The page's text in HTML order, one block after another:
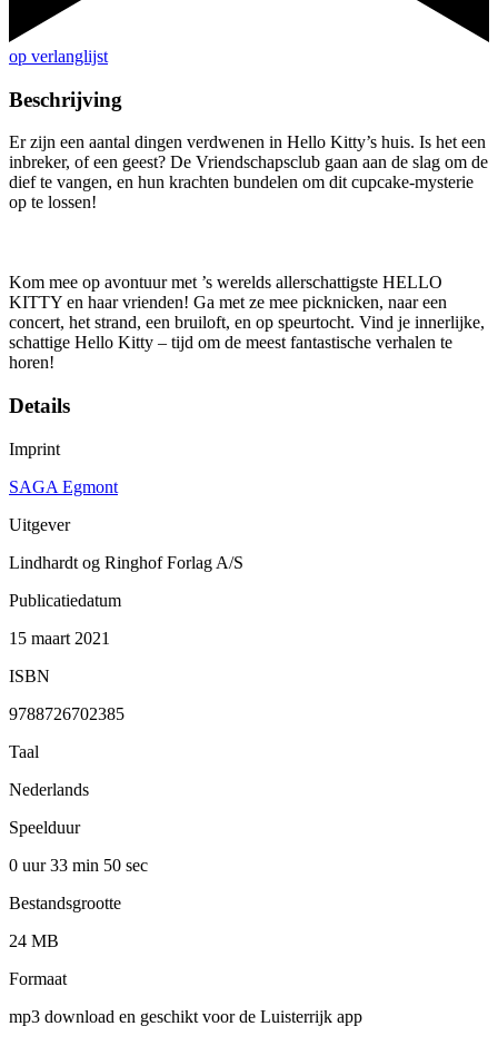
op verlanglijst
Beschrijving
Er zijn een aantal dingen verdwenen in Hello Kitty’s huis. Is het een
inbreker, of een geest? De Vriendschapsclub gaan aan de slag om de
dief te vangen, en hun krachten bundelen om dit cupcake-mysterie
op te lossen!
Kom mee op avontuur met ’s werelds allerschattigste HELLO
KITTY en haar vrienden! Ga met ze mee picknicken, naar een
concert, het strand, een bruiloft, en op speurtocht. Vind je innerlijke,
schattige Hello Kitty – tijd om de meest fantastische verhalen te
horen!
Details
Imprint
SAGA Egmont
Uitgever
Lindhardt og Ringhof Forlag A/S
Publicatiedatum
15 maart 2021
ISBN
9788726702385
Taal
Nederlands
Speelduur
0 uur 33 min 50 sec
Bestandsgrootte
24 MB
Formaat
mp3 download en geschikt voor de Luisterrijk app